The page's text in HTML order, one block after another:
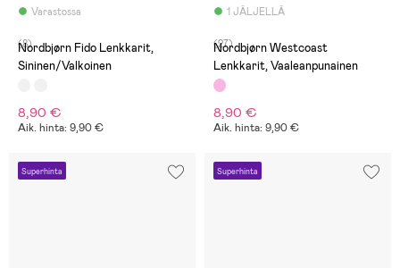
Varastossa
(8)
Nordbjørn Fido Lenkkarit,
Sininen/Valkoinen
8,90 €
Aik. hinta: 9,90 €
1 JÄLJELLÄ
(27)
Nordbjørn Westcoast
Lenkkarit, Vaaleanpunainen
8,90 €
Aik. hinta: 9,90 €
Superhinta Superhinta